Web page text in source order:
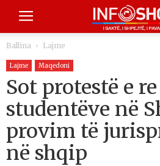
Ballina Lajme
Lajme Maqedoni
Sot protestë e re
studentëve në
provim të
në shqip